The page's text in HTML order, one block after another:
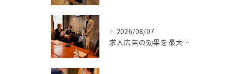
2026/08/07
求人広告の効果を最大化するために最も重要なのは、掲載タイミン...